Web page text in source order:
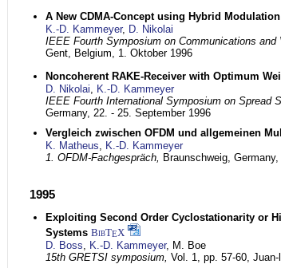
A New CDMA-Concept using Hybrid
K.-D. Kammeyer, D. Nikolai
IEEE Fourth Symposium on Communications
Gent, Belgium, 1. Oktober 1996
Noncoherent RAKE-Receiver with Optimum
D. Nikolai, K.-D. Kammeyer
IEEE Fourth International Symposium on Spread
Germany, 22. - 25. September 1996
Vergleich zwischen OFDM und allgemeinen
K. Matheus, K.-D. Kammeyer
1. OFDM-Fachgespräch, Braunschweig, Germany,
1995
Exploiting Second Order Cyclostationarity or
Systems BibTEX
D. Boss, K.-D. Kammeyer, M. Boe
15th GRETSI symposium, Vol. 1, pp. 57-60,